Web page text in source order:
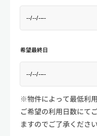
希望最終日
※物件によって最低利
ご希望の利用日数にて
ますのでご了承ください